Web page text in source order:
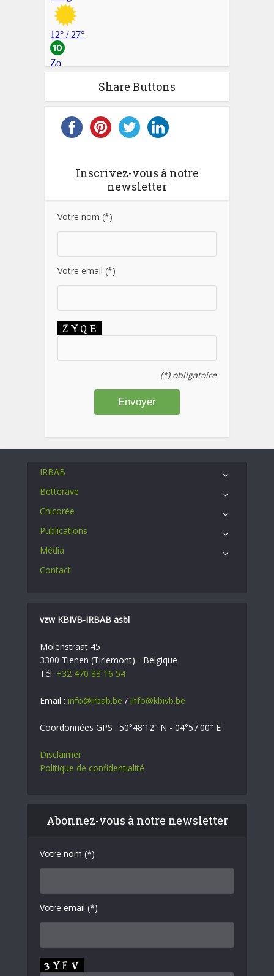
Share Buttons
Inscrivez-vous à notre
newsletter
Votre nom (*)
Votre email (*)
(*) obligatoire
IRBAB
Betterave
Chicorée
Publications
Média
Contact
vzw KBIVB-IRBAB asbl
Molenstraat 45
3300 Tienen (Tirlemont) - Belgique
Tél. +32 470 83 16 54
Email : info@irbab.be / info@kbivb.be
Coordonnées GPS : 50°48'12" N - 04°57'00" E
Disclaimer
Politique de confidentialité
Abonnez-vous à notre newsletter
Votre nom (*)
Votre email (*)